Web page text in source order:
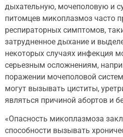
дыхательную, мочеполовую и
питомцев микоплазмоз часто
респираторных симптомов,
затрудненное дыхание и
некоторых случаях инфекция
серьезным осложнениям,
поражении мочеполовой
могут вызывать циститы,
являться причиной абортов и
«Опасность микоплазмоза
способности вызывать